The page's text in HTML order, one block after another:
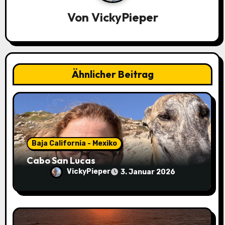
n
a
v
g
a
t
i
o
Von VickyPieper
Ähnlicher Beitrag
Baja California - Mexiko
Cabo San Lucas
VickyPieper 3. Januar 2026